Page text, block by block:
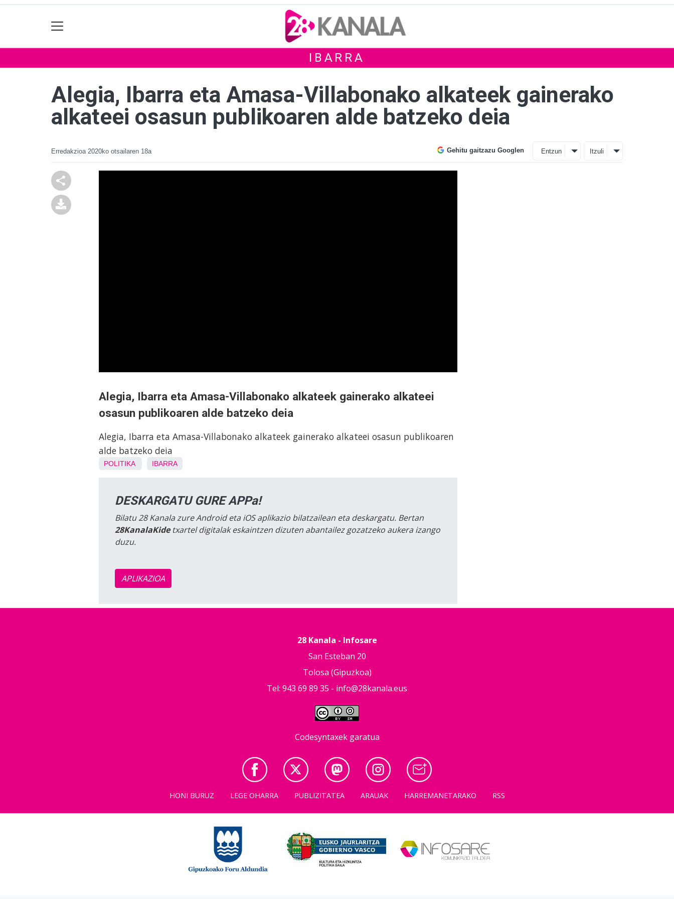
IBARRA
Alegia, Ibarra eta Amasa-Villabonako alkateek gainerako
alkateei osasun publikoaren alde batzeko deia
Erredakzioa 2020ko otsailaren 18a Gehitu gaitzazu Googlen Entzun Itzuli
Alegia, Ibarra eta Amasa-Villabonako alkateek gainerako alkateei
osasun publikoaren alde batzeko deia
Alegia, Ibarra eta Amasa-Villabonako alkateek gainerako alkateei osasun publikoaren
alde batzeko deia
POLITIKA IBARRA
DESKARGATU GURE APPa!
Bilatu 28 Kanala zure Android eta iOS aplikazio bilatzailean eta deskargatu. Bertan
28KanalaKidetxartel digitalak eskaintzen dizuten abantailez gozatzeko aukera izango
duzu.
APLIKAZIOA
28 Kanala - Infosare
San Esteban 20
Tolosa (Gipuzkoa)
Tel: 943 69 89 35 - info@28kanala.eus
Codesyntaxek garatua
HONI BURUZ LEGE OHARRA PUBLIZITATEA ARAUAK HARREMANETARAKO RSS